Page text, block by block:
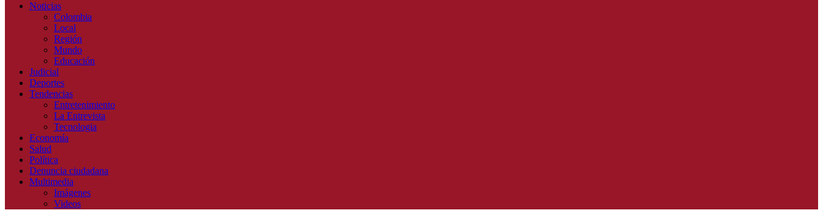
Noticias
Colombia
Local
Región
Mundo
Educación
Judicial
Deportes
Tendencias
Entretenimiento
La Entrevista
Tecnologia
Economía
Salud
Política
Denuncia ciudadana
Multimedia
Imágenes
Videos